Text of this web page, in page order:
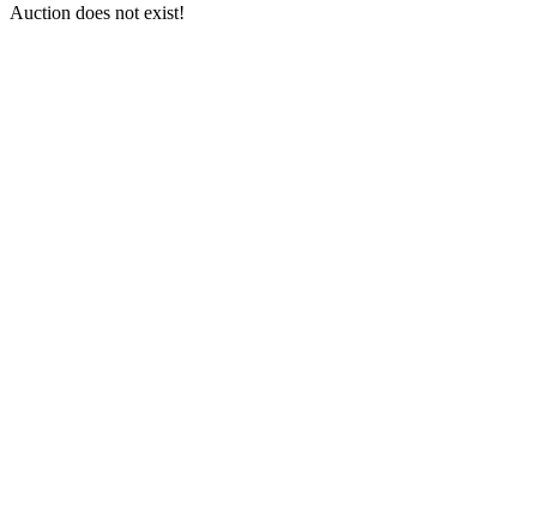
Auction does not exist!